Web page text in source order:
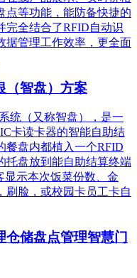
点等功能，能防备快捷的
完全结合了RFID自动识
据管理工作效率，更全面
（智盘）方案
统（又称智盘），是一
卡读卡器的智能自助结
餐盘内都植入一个RFID
托盘放到能自助结算终端
显示本次饭菜份数、金
刷脸，或校园卡员工卡自
储盘点管理智慧门